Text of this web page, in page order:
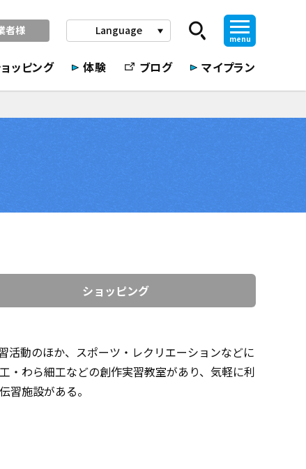
者様 Language play_arrow
menu
ッピング 体験 ブログ マイプラン
ショッピング
活動のほか、スポーツ・レクリエーションなどに
・わら細工などの創作実習教室があり、気軽に利
習施設がある。